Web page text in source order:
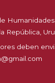
República,
deben